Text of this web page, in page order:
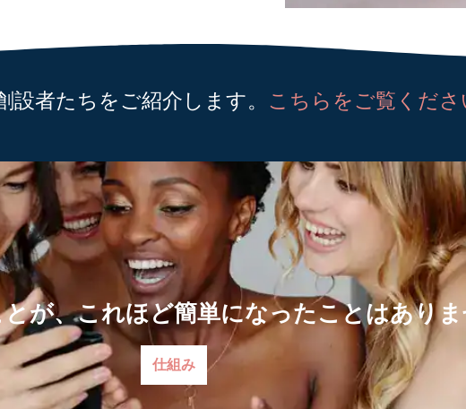
者たちをご紹介します。 こちらをご覧くださ
が、これほど簡単になったことはあり
仕組み